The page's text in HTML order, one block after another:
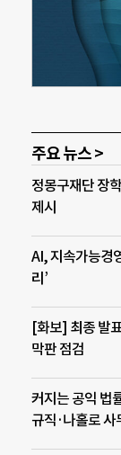
주요 뉴스 >
정몽구재단 장
제시
AI, 지속가능경
리’
[화보] 최종 발
막판 점검
커지는 공익 법
규직·나홀로 사